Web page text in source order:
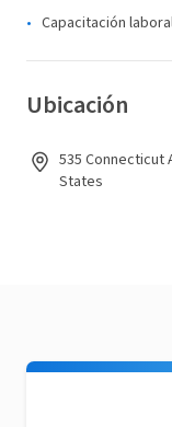
Capacitación
Ubicación
535 Connecticut
States